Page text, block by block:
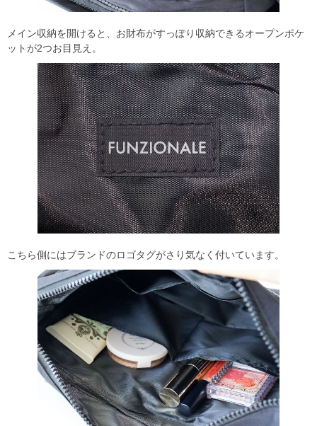
メイン収納を開けると、お財布がすっぽり収納できるオープンポケ
ットが2つお目見え。
こちら側にはブランドのロゴタグがさり気なく付いています。